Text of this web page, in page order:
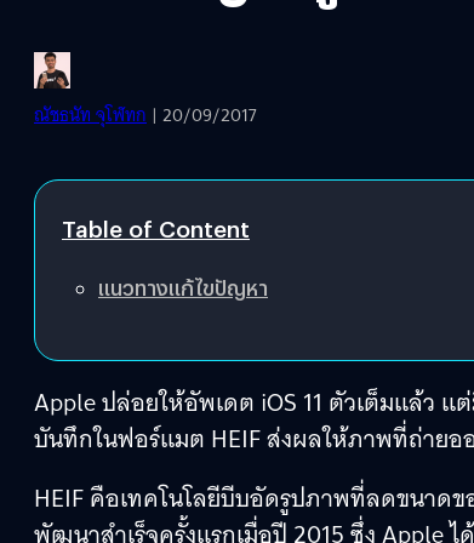
ณัชธนัท จุโฬทก | 20/09/2017
Table of Content
แนวทางแก้ไขปัญหา
Apple ปล่อยให้อัพเดต iOS 11 ตัวเต็มแล้ว
บันทึกในฟอร์แมต HEIF ส่งผลให้ภาพที่ถ่ายอ
HEIF คือเทคโนโลยีบีบอัดรูปภาพที่ลดขนาด
พัฒนาสำเร็จครั้งแรกเมื่อปี 2015 ซึ่ง Apple ไ